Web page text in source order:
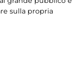
sulla propria